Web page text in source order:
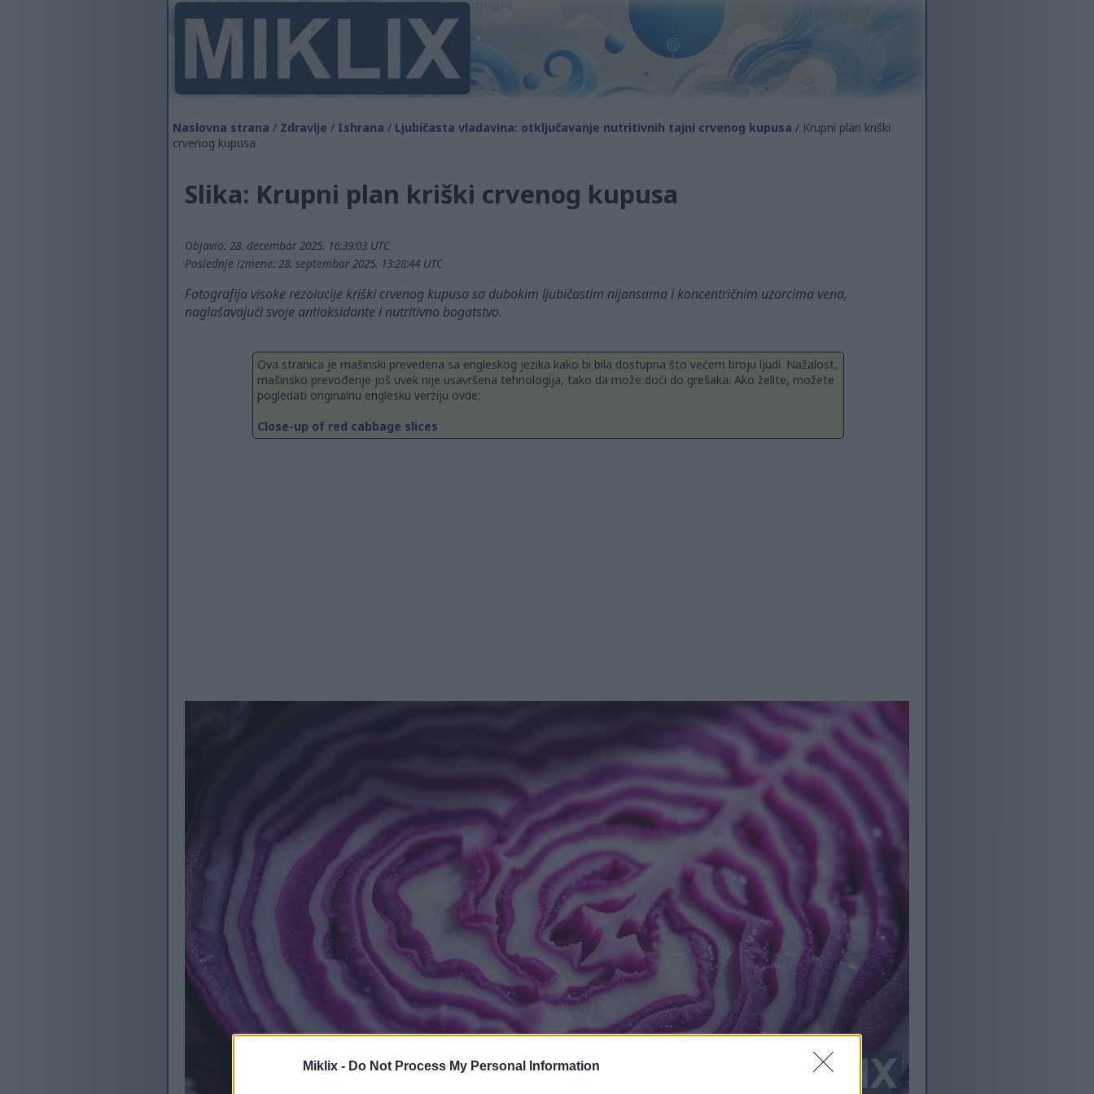
Miklix - Do Not Process My Personal Information
Naslovna strana / Zdravlje / Ishrana / Ljubičasta vladavina: otključavanje nutritivnih tajni crvenog kupusa / Krupni plan kriški
crvenog kupusa
Slika: Krupni plan kriški crvenog kupusa
Objavio: 28. decembar 2025. 16:39:03 UTC
Poslednje izmene: 28. septembar 2025. 13:28:44 UTC
Fotografija visoke rezolucije kriški crvenog kupusa sa dubokim ljubičastim nijansama i koncentričnim uzorcima vena,
naglašavajući svoje antioksidante i nutritivno bogatstvo.
Ova stranica je mašinski prevedena sa engleskog jezika kako bi bila dostupna što većem broju ljudi. Nažalost,
mašinsko prevođenje još uvek nije usavršena tehnologija, tako da može doći do grešaka. Ako želite, možete
pogledati originalnu englesku verziju ovde:
Close-up of red cabbage slices